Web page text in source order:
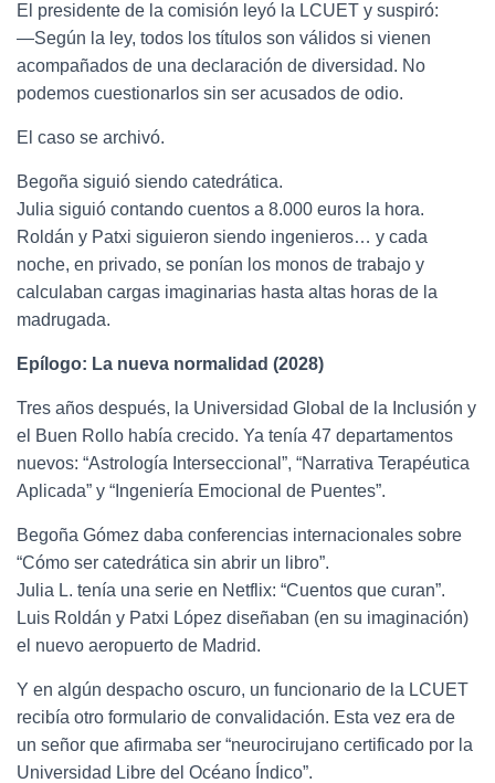
El presidente de la comisión leyó la LCUET y suspiró:
—Según la ley, todos los títulos son válidos si vienen
acompañados de una declaración de diversidad. No
podemos cuestionarlos sin ser acusados de odio.
El caso se archivó.
Begoña siguió siendo catedrática.
Julia siguió contando cuentos a 8.000 euros la hora.
Roldán y Patxi siguieron siendo ingenieros… y cada
noche, en privado, se ponían los monos de trabajo y
calculaban cargas imaginarias hasta altas horas de la
madrugada.
Epílogo: La nueva normalidad (2028)
Tres años después, la Universidad Global de la Inclusión y
el Buen Rollo había crecido. Ya tenía 47 departamentos
nuevos: “Astrología Interseccional”, “Narrativa Terapéutica
Aplicada” y “Ingeniería Emocional de Puentes”.
Begoña Gómez daba conferencias internacionales sobre
“Cómo ser catedrática sin abrir un libro”.
Julia L. tenía una serie en Netflix: “Cuentos que curan”.
Luis Roldán y Patxi López diseñaban (en su imaginación)
el nuevo aeropuerto de Madrid.
Y en algún despacho oscuro, un funcionario de la LCUET
recibía otro formulario de convalidación. Esta vez era de
un señor que afirmaba ser “neurocirujano certificado por la
Universidad Libre del Océano Índico”.